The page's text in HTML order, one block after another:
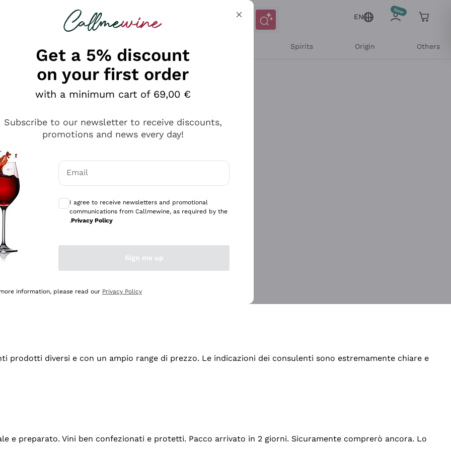
looking for
EN
Spirits Origin Others
professionalità
diversi e con un ampio range di prezzo. Le indicazioni dei consulenti sono estremamente chiare e
e preparato. Vini ben confezionati e protetti. Pacco arrivato in 2 giorni. Sicuramente comprerò ancora. Lo
Get a 5% discount
on your first order
with a minimum cart of 69,00 €
Subscribe to our newsletter to receive discounts,
promotions and news every day!
Email
I agree to receive newsletters and promotional
communications from Callmewine, as required by the
.Privacy Policy
Sign me up
information, please read our Privacy Policy